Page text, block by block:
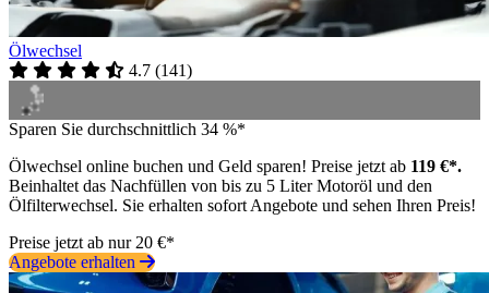
Ölwechsel
4.7 (141)
Sparen Sie durchschnittlich 34 %*
Ölwechsel online buchen und Geld sparen! Preise jetzt ab 119 €*.
Beinhaltet das Nachfüllen von bis zu 5 Liter Motoröl und den
Ölfilterwechsel. Sie erhalten sofort Angebote und sehen Ihren Preis!
Preise jetzt ab nur 20 €*
Angebote erhalten